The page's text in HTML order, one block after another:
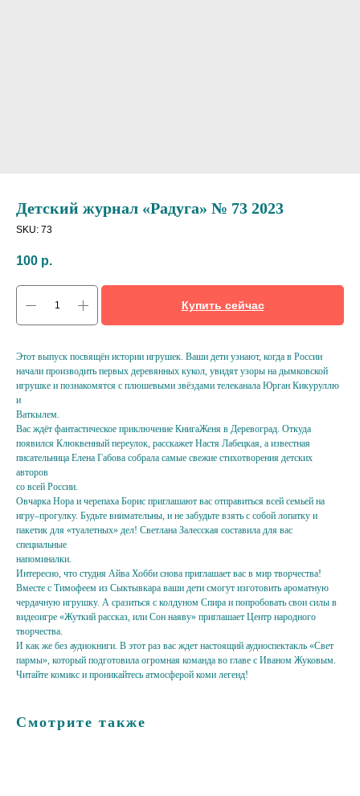
Детский журнал «Радуга» № 73 2023
SKU: 73
100 р.
Купить сейчас
Этот выпуск посвящён истории игрушек. Ваши дети узнают, когда в России
начали производить первых деревянных кукол, увидят узоры на дымковской
игрушке и познакомятся с плюшевыми звёздами телеканала Юрган Кикуруллю
и
Ваткылем.
Вас ждёт фантастическое приключение КнигаЖеня в Деревоград. Откуда
появился Клюквенный переулок, расскажет Настя Лабецкая, а известная
писательница Елена Габова собрала самые свежие стихотворения детских
авторов
со всей России.
Овчарка Нора и черепаха Борис приглашают вас отправиться всей семьей на
игру–прогулку. Будьте внимательны, и не забудьте взять с собой лопатку и
пакетик для «туалетных» дел! Светлана Залесская составила для вас
специальные
напоминалки.
Интересно, что студия Айва Хобби снова приглашает вас в мир творчества!
Вместе с Тимофеем из Сыктывкара ваши дети смогут изготовить ароматную
чердачную игрушку. А сразиться с колдуном Спира и попробовать свои силы в
видеоигре «Жуткий рассказ, или Сон наяву» приглашает Центр народного
творчества.
И как же без аудиокниги. В этот раз вас ждет настоящий аудиоспектакль «Свет
пармы», который подготовила огромная команда во главе с Иваном Жуковым.
Читайте комикс и проникайтесь атмосферой коми легенд!
Смотрите также